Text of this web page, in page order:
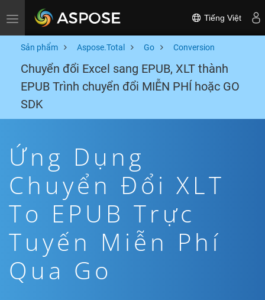
Toggle navigation Tiếng Việt
Sản phẩm Aspose.Total Go Conversion
Chuyển đổi Excel sang EPUB, XLT thành
EPUB Trình chuyển đổi MIỄN PHÍ hoặc GO
SDK
Ứng Dụng
Chuyển Đổi XLT
To EPUB Trực
Tuyến Miễn Phí
Qua Go